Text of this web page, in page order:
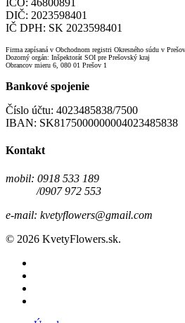
IČO: 46800891
DIČ: 2023598401
IČ DPH: SK 2023598401
Firma zapísaná v Obchodnom registri Okresného súdu v
Dozorný orgán: Inšpektorát SOI pre Prešovský kraj
Obrancov mieru 6, 080 01 Prešov 1
Bankové spojenie
Číslo účtu: 4023485838/7500
IBAN: SK8175000000004023485838
Kontakt
mobil: 0918 533 189
/0907 972 553
e-mail: kvetyflowers@gmail.com
© 2026 KvetyFlowers.sk.